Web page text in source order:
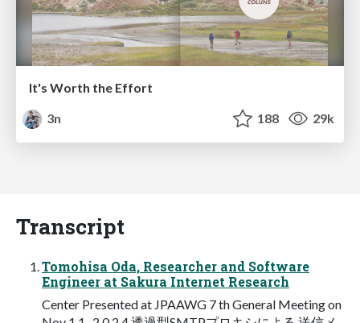
It's Worth the Effort
3n
188 29k
Transcript
Tomohisa Oda, Researcher and Software
Engineer at Sakura Internet Research
Center Presented at JPAAWG 7 th General Meeting on